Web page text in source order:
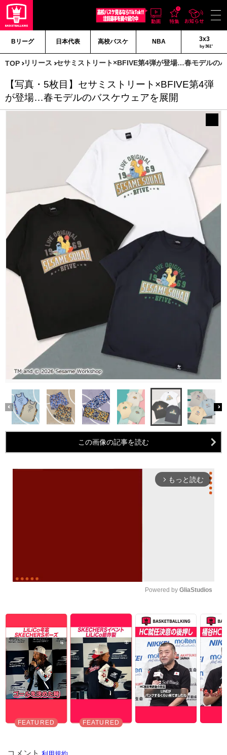
Bリーグ 日本代表 高校バスケ NBA 3x3
by 361°
TOP リリース セサミストリート×BFIVE第4弾が登場…春モデルの
【写真・5枚目】セサミストリート×BFIVE第4弾
が登場…春モデルのバスケウェアを展開
この画像の記事を読む
arrow_forward_ios もっと読む
Powered by GliaStudios